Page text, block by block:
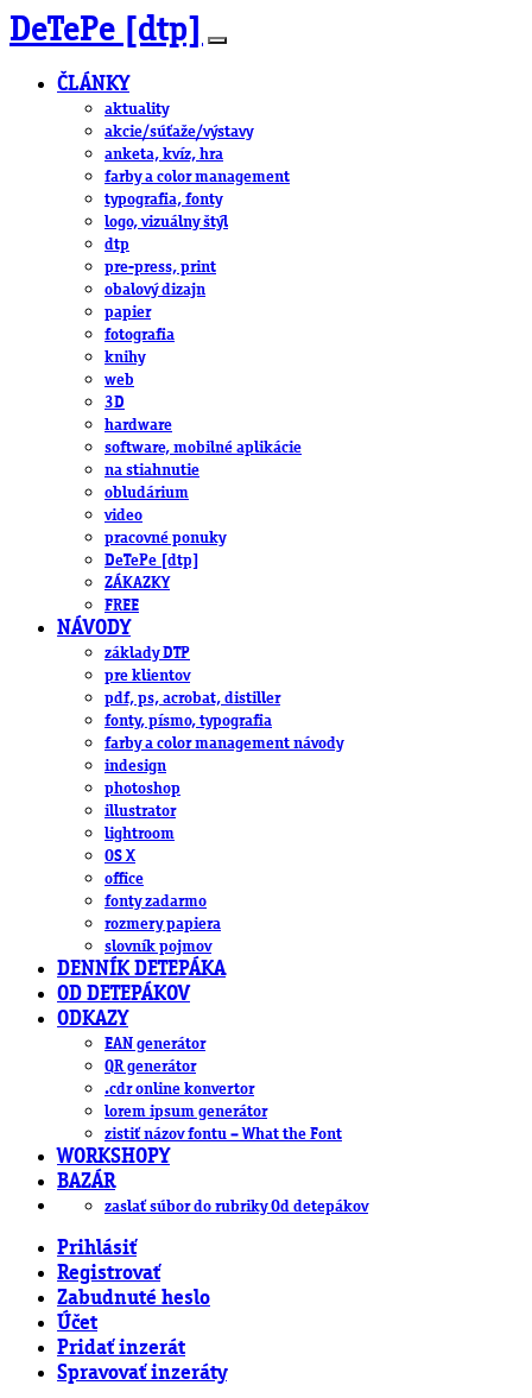
DeTePe [dtp]
ČLÁNKY
aktuality
akcie/súťaže/výstavy
anketa, kvíz, hra
farby a color management
typografia, fonty
logo, vizuálny štýl
dtp
pre-press, print
obalový dizajn
papier
fotografia
knihy
web
3D
hardware
software, mobilné aplikácie
na stiahnutie
obludárium
video
pracovné ponuky
DeTePe [dtp]
ZÁKAZKY
FREE
NÁVODY
základy DTP
pre klientov
pdf, ps, acrobat, distiller
fonty, písmo, typografia
farby a color management návody
indesign
photoshop
illustrator
lightroom
OS X
office
fonty zadarmo
rozmery papiera
slovník pojmov
DENNÍK DETEPÁKA
OD DETEPÁKOV
ODKAZY
EAN generátor
QR generátor
.cdr online konvertor
lorem ipsum generátor
zistiť názov fontu – What the Font
WORKSHOPY
BAZÁR
zaslať súbor do rubriky Od detepákov
Prihlásiť
Registrovať
Zabudnuté heslo
Účet
Pridať inzerát
Spravovať inzeráty